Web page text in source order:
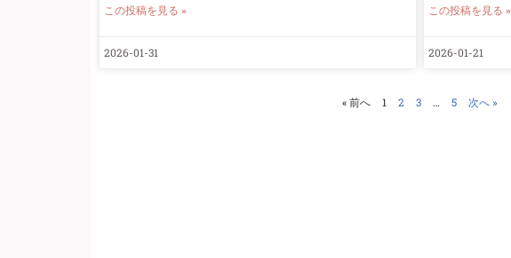
この投稿を見る »
2026-01-31
この投稿を見る »
2026-01-21
« 前へ 1 2 3 … 5 次へ »